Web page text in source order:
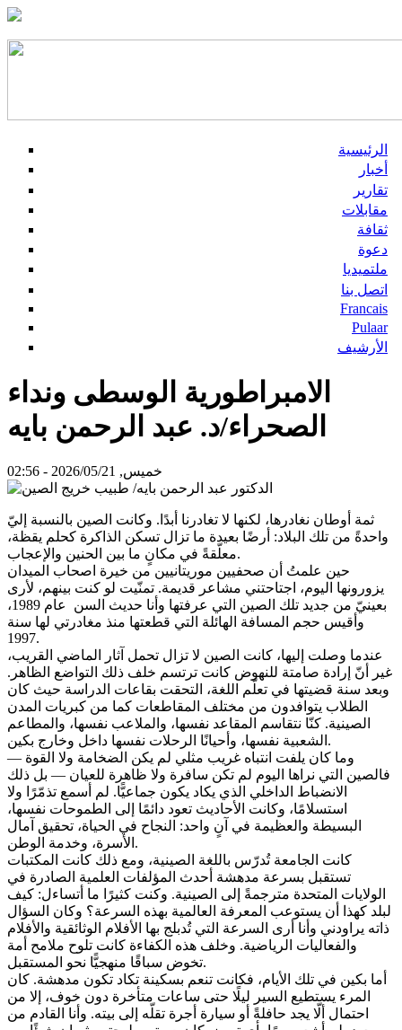
الرئيسية
أخبار
تقارير
مقابلات
ثقافة
دعوة
ملتميديا
اتصل بنا
Francais
Pulaar
الأرشيف
الامبراطورية الوسطى ونداء
الصحراء/د. عبد الرحمن بايه
خميس, 2026/05/21 - 02:56
ثمة أوطان نغادرها، لكنها لا تغادرنا أبدًا. وكانت الصين بالنسبة إليّ
واحدةً من تلك البلاد: أرضًا بعيدة ما تزال تسكن الذاكرة كحلم يقظة،
معلّقةً في مكانٍ ما بين الحنين والإعجاب.
حين علمتُ أن صحفيين موريتانيين من خيرة اصحاب الميدان
يزورونها اليوم، اجتاحتني مشاعر قديمة. تمنّيت لو كنت بينهم، لأرى
بعينيّ من جديد تلك الصين التي عرفتها وأنا حديث السن عام 1989،
وأقيس حجم المسافة الهائلة التي قطعتها منذ مغادرتي لها سنة
1997.
عندما وصلت إليها، كانت الصين لا تزال تحمل آثار الماضي القريب،
غير أنّ إرادة صامتة للنهوض كانت ترتسم خلف ذلك التواضع الظاهر.
وبعد سنة قضيتها في تعلّم اللغة، التحقت بقاعات الدراسة حيث كان
الطلاب يتوافدون من مختلف المقاطعات كما من كبريات المدن
الصينية. كنّا نتقاسم المقاعد نفسها، والملاعب نفسها، والمطاعم
الشعبية نفسها، وأحيانًا الرحلات نفسها داخل وخارج بكين.
وما كان يلفت انتباه غريب مثلي لم يكن الضخامة ولا القوة —
فالصين التي نراها اليوم لم تكن سافرة ولا ظاهرة للعيان — بل ذلك
الانضباط الداخلي الذي يكاد يكون جماعيًّا. لم أسمع تذمّرًا ولا
استسلامًا، وكانت الأحاديث تعود دائمًا إلى الطموحات نفسها،
البسيطة والعظيمة في آنٍ واحد: النجاح في الحياة، تحقيق آمال
الأسرة، وخدمة الوطن.
كانت الجامعة تُدرّس باللغة الصينية، ومع ذلك كانت المكتبات
تستقبل بسرعة مدهشة أحدث المؤلفات العلمية الصادرة في
الولايات المتحدة مترجمةً إلى الصينية. وكنت كثيرًا ما أتساءل: كيف
لبلد كهذا أن يستوعب المعرفة العالمية بهذه السرعة؟ وكان السؤال
ذاته يراودني وأنا أرى السرعة التي تُدبلج بها الأفلام الوثائقية والأفلام
والفعاليات الرياضية. وخلف هذه الكفاءة كانت تلوح ملامح أمة
تخوض سباقًا منهجيًّا نحو المستقبل.
أما بكين في تلك الأيام، فكانت تنعم بسكينة تكاد تكون مدهشة. كان
المرء يستطيع السير ليلًا حتى ساعات متأخرة دون خوف، إلا من
احتمال ألّا يجد حافلةً أو سيارة أجرة تقلّه إلى بيته. وأنا القادم من